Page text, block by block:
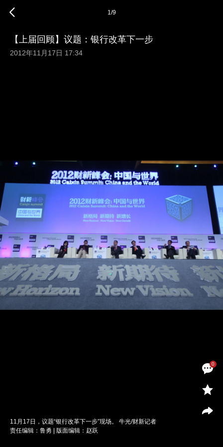
0
1/9
【上届回顾】议题：银行改革下一步
2012年11月17日 17:34
11月17日，议题“银行改革下一步”现场。 牛光/财新记者
责任编辑：鲁勇 | 版面编辑：赵跃